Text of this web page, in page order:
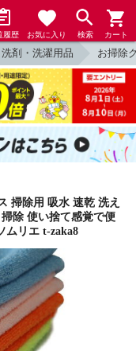
履歴 お気に入り 検索 カート
剤・洗濯用品 お掃除
掃除用 吸水 速乾 洗え
除 使い捨て感覚で便
ムリエ t-zaka8